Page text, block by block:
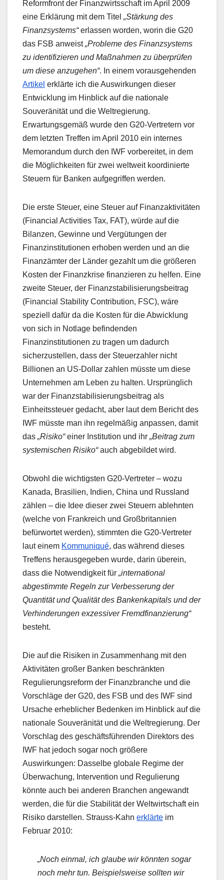
Reformfront der Finanzwirtsschaft im April 2009
eine Erklärung mit dem Titel „Stärkung des
Finanzsystems“erlassen worden, worin die G20
das FSB anweist„Probleme des Finanzsystems
zu identifizieren und Maßnahmen zu überprüfen
um diese anzugehen“. In einem vorausgehenden
Artikel erklärte ich die Auswirkungen dieser
Entwicklung im Hinblick auf die nationale
Souveränität und die Weltregierung.
Erwartungsgemäß wurde den G20-Vertretern vor
dem letzten Treffen im April 2010 ein internes
Memorandum durch den IWF vorbereitet, in dem
die Möglichkeiten für zwei weltweit koordinierte
Steuern für Banken aufgegriffen werden.
Die erste Steuer, eine Steuer auf Finanzaktivitäten
(Financial Activities Tax, FAT), würde auf die
Bilanzen, Gewinne und Vergütungen der
Finanzinstitutionen erhoben werden und an die
Finanzämter der Länder gezahlt um die größeren
Kosten der Finanzkrise finanzieren zu helfen. Eine
zweite Steuer, der Finanzstabilisierungsbeitrag
(Financial Stability Contribution, FSC), wäre
speziell dafür da die Kosten für die Abwicklung
von sich in Notlage befindenden
Finanzinstitutionen zu tragen um dadurch
sicherzustellen, dass der Steuerzahler nicht
Billionen an US-Dollar zahlen müsste um diese
Unternehmen am Leben zu halten. Ursprünglich
war der Finanzstabilisierungsbeitrag als
Einheitssteuer gedacht, aber laut dem Bericht des
IWF müsste man ihn regelmäßig anpassen, damit
das „Risiko“einer Institution und ihr „Beitrag zum
systemischen Risiko“auch abgebildet wird.
Obwohl die wichtigsten G20-Vertreter – wozu
Kanada, Brasilien, Indien, China und Russland
zählen – die Idee dieser zwei Steuern ablehnten
(welche von Frankreich und Großbritannien
befürwortet werden), stimmten die G20-Vertreter
laut einem Kommuniqué, das während dieses
Treffens herausgegeben wurde, darin überein,
dass die Notwendigkeit für „international
abgestimmte Regeln zur Verbesserung der
Quantität und Qualität des Bankenkapitals und der
Verhinderungen exzessiver Fremdfinanzierung“
besteht.
Die auf die Risiken in Zusammenhang mit den
Aktivitäten großer Banken beschränkten
Regulierungsreform der Finanzbranche und die
Vorschläge der G20, des FSB und des IWF sind
Ursache erheblicher Bedenken im Hinblick auf die
nationale Souveränität und die Weltregierung. Der
Vorschlag des geschäftsführenden Direktors des
IWF hat jedoch sogar noch größere
Auswirkungen: Dasselbe globale Regime der
Überwachung, Intervention und Regulierung
könnte auch bei anderen Branchen angewandt
werden, die für die Stabilität der Weltwirtschaft ein
Risiko darstellen. Strauss-Kahn erklärte im
Februar 2010:
„Noch einmal, ich glaube wir könnten sogar
noch mehr tun. Beispielsweise sollten wir